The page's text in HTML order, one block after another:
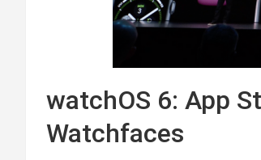
watchOS 6: App
Watchfaces